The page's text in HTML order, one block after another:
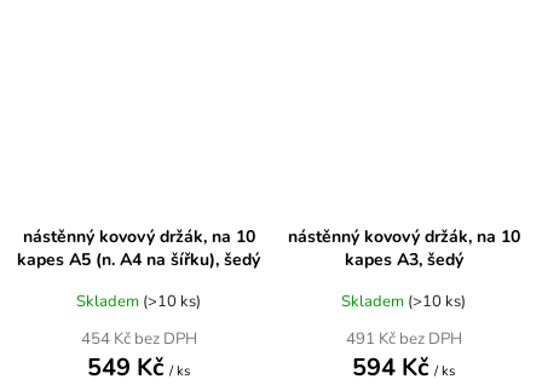
nástěnný kovový držák, na 10
kapes A5 (n. A4 na šířku), šedý
Skladem (>10 ks)
454 Kč bez DPH
549 Kč / ks
nástěnný kovový držák, na 10
kapes A3, šedý
Skladem (>10 ks)
491 Kč bez DPH
594 Kč / ks